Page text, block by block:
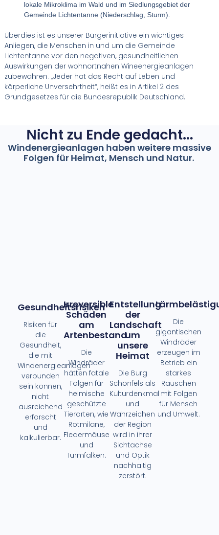
lokale Mikroklima im Wald und im Siedlungsgebiet der
Gemeinde Lichtentanne (Niederschlag, Sturm).
Überdies ist es unserer Bürgerinitiative ein wichtiges
Anliegen, die Menschen in und um die Gemeinde
Lichtentanne vor den negativen, gesundheitlichen
Auswirkungen der wohnortnahen Wineenergieanlagen
zubewahren. „Jeder hat das Recht auf Leben und
körperliche Unversehrtheit“, heißt es in Artikel 2 des
Grundgesetzes für die Bundesrepublik Deutschland.
Nicht zu Ende gedacht...
Windenergieanlagen haben weitere massive
Folgen für Heimat, Mensch und Natur.
Gesundheitsrisiken
Risiken für
die
Gesundheit,
die mit
Windenergieanlagen
verbunden
sein können,
nicht
ausreichend
erforscht
und
kalkulierbar.
Irreversible
Schäden
am
Artenbestand
Die
Windräder
hätten fatale
Folgen für
heimische
geschützte
Tierarten, wie
Rotmilane,
Fledermäuse
und
Turmfalken.
Entstellung
der
Landschaft
um
unsere
Heimat
Die Burg
Schönfels als
Kulturdenkmal
und
Wahrzeichen
der Region
wird in ihrer
Sichtachse
und Optik
nachhaltig
zerstört.
Die
gigantischen
Windräder
erzeugen im
Betrieb ein
starkes
Rauschen
mit Folgen
für Mensch
und Umwelt.